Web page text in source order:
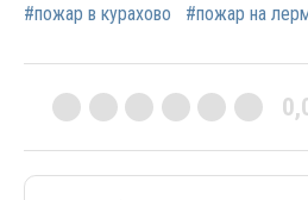
#пожар в курахово #пожар на